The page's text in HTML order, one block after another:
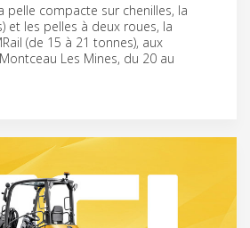
pelle compacte sur chenilles, la
et les pelles à deux roues, la
(de 15 à 21 tonnes), aux
Les Mines, du 20 au